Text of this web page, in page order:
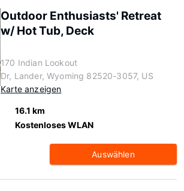
Outdoor Enthusiasts' Retreat
w/ Hot Tub, Deck
170 Indian Lookout
Dr, Lander, Wyoming 82520-3057, US
Karte anzeigen
16.1 km
Kostenloses WLAN
Auswählen